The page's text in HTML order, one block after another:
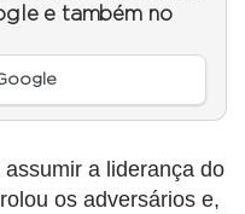
e também no
a liderança do
os adversários e,